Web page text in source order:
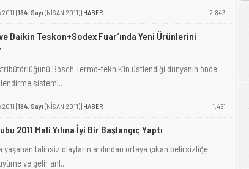
2011 |184. Sayı (NİSAN 2011) | HABER 2.843
Daikin Teskon+Sodex Fuar’ında Yeni Ürünlerini
Bosch Termo-teknik’in üstlendiği dünyanın önde
sisteml..
2011 |184. Sayı (NİSAN 2011) | HABER 1.461
2011 Mali Yılına İyi Bir Başlangıç Yaptı
yaşanan talihsiz olayların ardından ortaya çıkan belirsizliğe
ve gelir anl..